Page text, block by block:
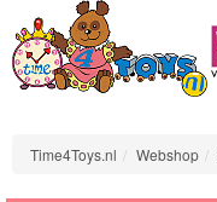
Time4Toys.nl Webshop